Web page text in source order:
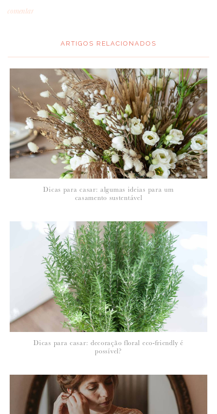
comentar
NOME*:
Para saber como tratamos e protegemos os seus dados, leia a nossa
política de privacidade
18 de Fevereiro de 2013
CATARINA
Os meu parabéns! Gostei imenso das fotos e das ideias
Gostava de saber como e onde se pode comprar os suportes para as
convidados também?
7 de Março de 2013
MARTA RAMOS
Viva, Catarina! Segue resposta por e-mail.
ARTIGOS RELACIONADOS
Dicas para casar: algumas ideias para um
casamento sustentável
Dicas para casar: decoração floral eco-friendly é
possível?